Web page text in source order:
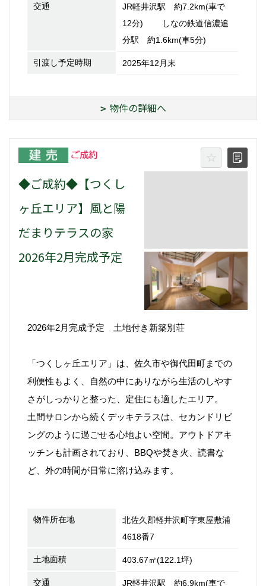
交通
JR軽井沢駅 約7.2km(車で
12分) しなの鉄道信濃追
分駅 約1.6km(車5分)
引渡し予定時期 2025年12月末
物件の詳細へ
◆ご成約◆【つくし
ヶ丘エリア】風と陽
だまりテラスの家
2026年2月完成予定
2026年2月完成予定 土地付き新築別荘
利便性もよく、自然の中にありながら生活のしやす
さがしっかりと整った、定住にも適したエリア。
土間サロンから続くデッキテラスは、セカンドリビ
ングのように過ごせる心地よい空間。アウトドアキ
ッチンも計画されており、BBQや焚き火、読書な
ど、外の時間が日常に溶け込みます。
4618番7
403.67㎡(122.1坪)
交通
JR軽井沢駅 約6.9km(車で
15分) しなの鉄道中軽